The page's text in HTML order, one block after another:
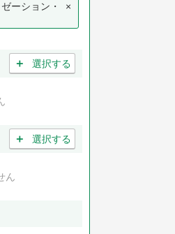
ーション・
×
＋ 選択する
＋ 選択する
ん